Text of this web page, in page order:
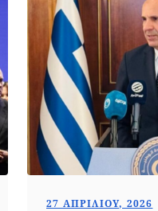
27 ΑΠΡΙΛΊΟΥ, 2026